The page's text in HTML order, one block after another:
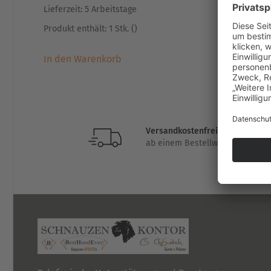
Lieferzeit: 5 Arbeitstage
Produkt enthält: 1 Stk. ()
In den Warenkorb
Lieferzeit:
Zum
Versandkostenfrei
ab einem Bestellwert von 49,-€